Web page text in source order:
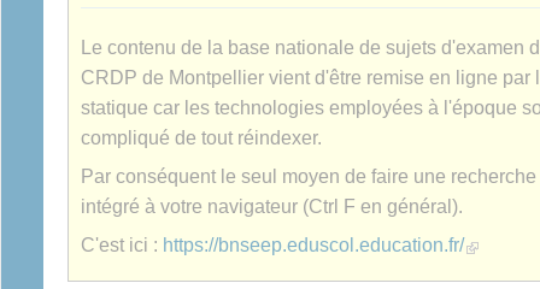
Le contenu de la base nationale de sujets d'examen
CRDP de Montpellier vient d'être remise en ligne par
statique car les technologies employées à l'époque
compliqué de tout réindexer.
Par conséquent le seul moyen de faire une
intégré à votre navigateur (Ctrl F en général).
C'est ici : https://bnseep.eduscol.education.fr/(link is